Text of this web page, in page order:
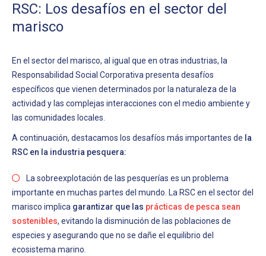
RSC: Los desafíos en el sector del
marisco
En el sector del marisco, al igual que en otras industrias, la
Responsabilidad Social Corporativa presenta desafíos
específicos que vienen determinados por la naturaleza de la
actividad y las complejas interacciones con el medio ambiente y
las comunidades locales.
A continuación, destacamos los desafíos más importantes de la
RSC en la industria pesquera:
La sobreexplotación de las pesquerías es un problema
importante en muchas partes del mundo. La RSC en el sector del
marisco implica garantizar que las prácticas de pesca sean
sostenibles, evitando la disminución de las poblaciones de
especies y asegurando que no se dañe el equilibrio del
ecosistema marino.